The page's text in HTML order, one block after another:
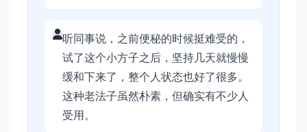
听同事说，之前便秘的时候挺难受的，
试了这个小方子之后，坚持几天就慢慢
缓和下来了，整个人状态也好了很多。
这种老法子虽然朴素，但确实有不少人
受用。